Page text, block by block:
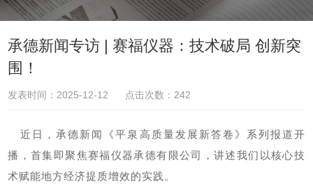
承德新闻专访 | 赛福仪器：技术破局 创新突
围！
发表时间：2025-12-12 点击次数：242
近日，承德新闻《平泉高质量发展新答卷》系列报道开
播，首集即聚焦赛福仪器承德有限公司，讲述我们以核心技
术赋能地方经济提质增效的实践。